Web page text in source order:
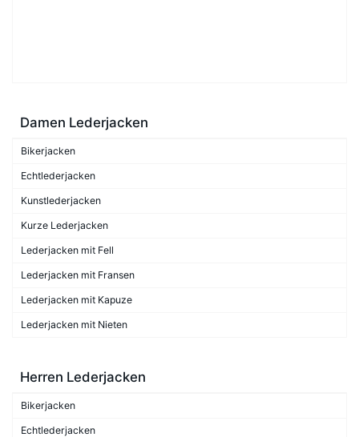
Damen Lederjacken
Bikerjacken
Echtlederjacken
Kunstlederjacken
Kurze Lederjacken
Lederjacken mit Fell
Lederjacken mit Fransen
Lederjacken mit Kapuze
Lederjacken mit Nieten
Herren Lederjacken
Bikerjacken
Echtlederjacken